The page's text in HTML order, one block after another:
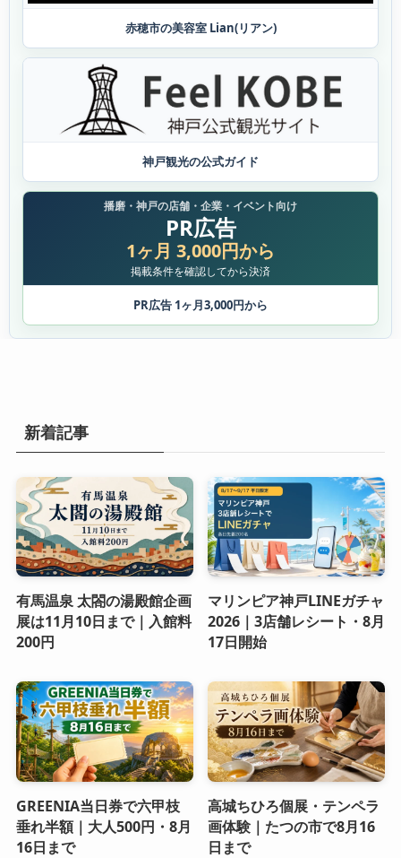
赤穂市の美容室 Lian(リアン)
神戸観光の公式ガイド
播磨・神戸の店舗・企業・イベント向け
PR広告
1ヶ月 3,000円から
掲載条件を確認してから決済
PR広告 1ヶ月3,000円から
新着記事
有馬温泉 太閤の湯殿館企画
展は11月10日まで｜入館料
200円
マリンピア神戸LINEガチャ
2026｜3店舗レシート・8月
17日開始
GREENIA当日券で六甲枝
垂れ半額｜大人500円・8月
16日まで
高城ちひろ個展・テンペラ
画体験｜たつの市で8月16
日まで